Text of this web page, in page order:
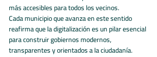
más accesibles para todos los vecinos.
Cada municipio que avanza en este sentido
reafirma que la digitalización es un pilar esencial
para construir gobiernos modernos,
transparentes y orientados a la ciudadanía.